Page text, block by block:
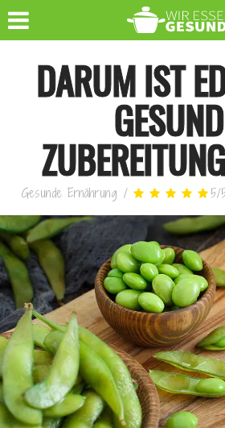
DARUM IST
Gesunde Ernährung / 5/